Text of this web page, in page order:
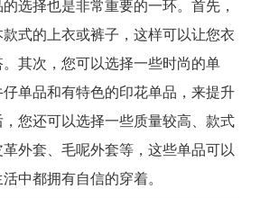
选择也是非常重要的一环。首先，
式的上衣或裤子，这样可以让您衣
其次，您可以选择一些时尚的单
单品和有特色的印花单品，来提升
您还可以选择一些质量较高、款式
外套、毛呢外套等，这些单品可以
中都拥有自信的穿着。